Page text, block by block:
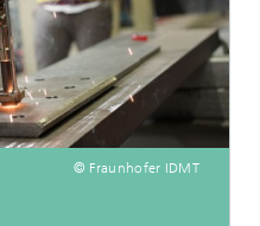
© Fraunhofer IDMT